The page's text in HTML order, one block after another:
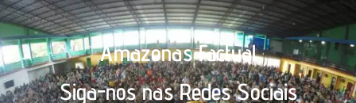
Amazonas Factual
Siga-nos nas Redes Sociais